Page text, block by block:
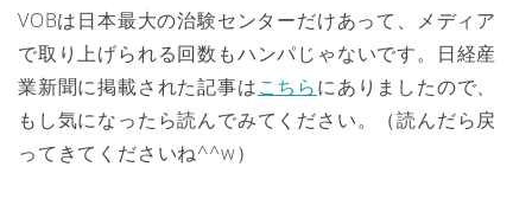
VOBは日本最大の治験センターだけあって、メディア
で取り上げられる回数もハンパじゃないです。日経産
業新聞に掲載された記事はこちらにありましたので、
もし気になったら読んでみてください。（読んだら戻
ってきてくださいね^^w）